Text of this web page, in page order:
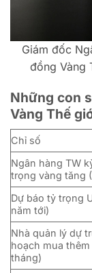
Giám đốc
đồng Vàng
Những con
Vàng Thế
Chỉ số
Ngân hàng TW
trọng vàng tăng
Dự báo tỷ trọng
năm tới)
Nhà quản lý dự
hoạch mua thêm
tháng)